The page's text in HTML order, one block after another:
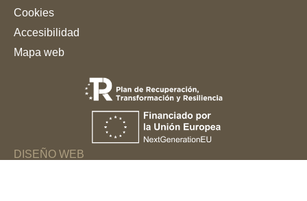
Cookies
Accesibilidad
Mapa web
DISEÑO WEB